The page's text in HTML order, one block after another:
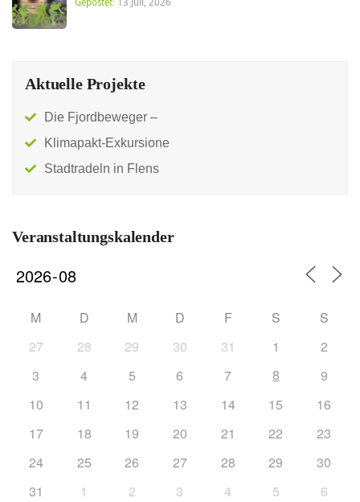
Aktuelle Projekte
Die Fjordbeweger –
Klimapakt-Exkursione
Stadtradeln in Flens
Veranstaltungskalender
M D M D F S
S
27
28 29 30 31 1
2
3
4 5 6 7 8
9
10
11 12 13 14 15
16
17
18 19 20 21 22
23
24
25 26 27 28 29
30
31
1 2 3 4 5 6